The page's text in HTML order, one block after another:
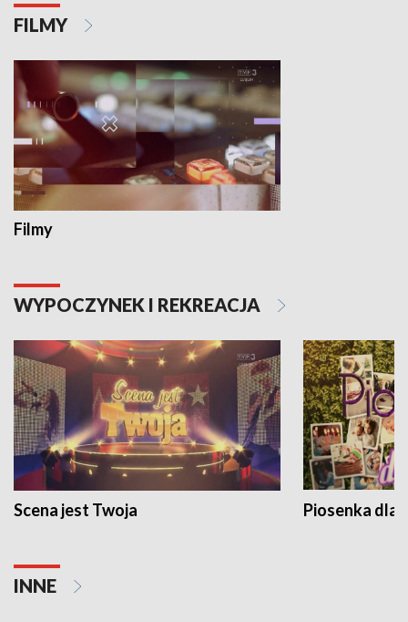
FILMY
Filmy
WYPOCZYNEK I REKREACJA
Scena jest Twoja Piosenka dla
INNE